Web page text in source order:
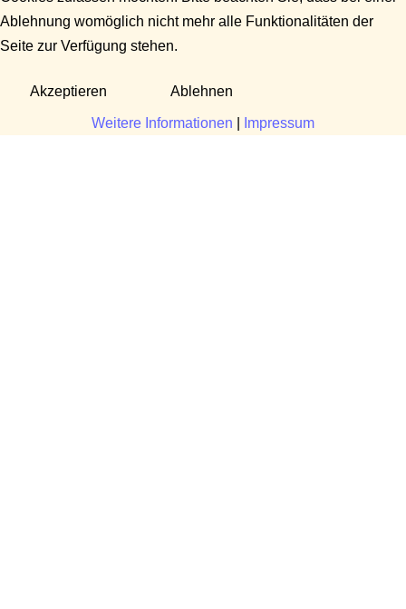
Ablehnung womöglich nicht mehr alle Funktionalitäten der
Seite zur Verfügung stehen.
Akzeptieren Ablehnen
Weitere Informationen Impressum